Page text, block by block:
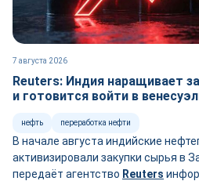
7 августа 2026
Reuters: Индия наращивает
и готовится войти в
нефть переработка нефти
В начале августа индийские
активизировали закупки сырья в
передаёт агентство Reuters